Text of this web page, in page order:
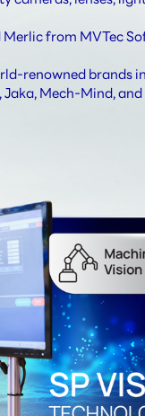
from MVTec
renowned brands
Mech-Mind,